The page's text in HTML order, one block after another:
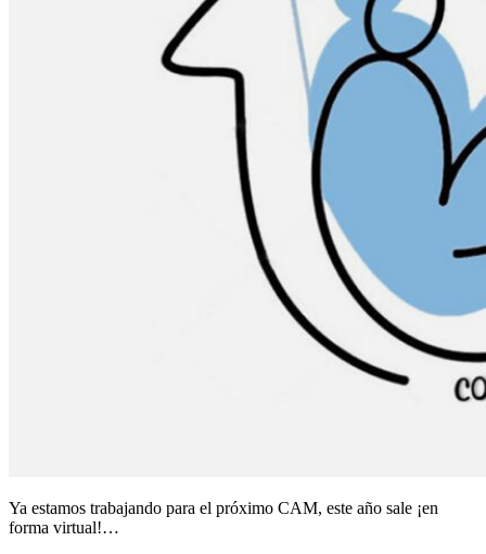
Ya estamos trabajando para el próximo CAM, este año sale ¡en
forma virtual!…